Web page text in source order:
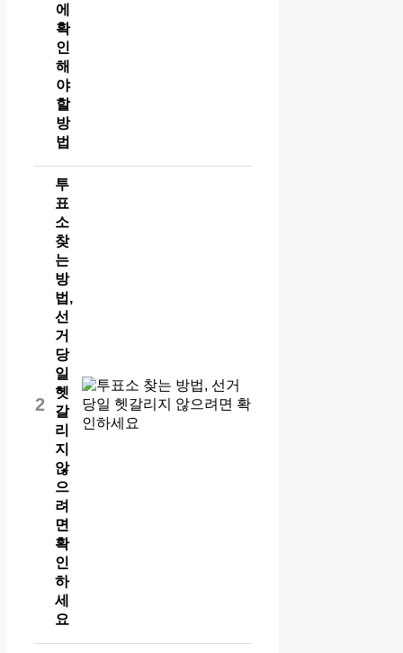
에
확
인
해
야
할
방
법
2
투
표
소
찾
는
방
법,
선
거
당
일
헷
갈
리
지
않
으
려
면
확
인
하
세
요